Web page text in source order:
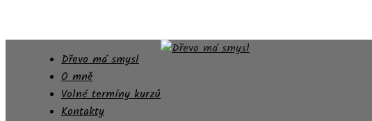
Dřevo má smysl
O mně
Volné termíny kurzů
Kontakty